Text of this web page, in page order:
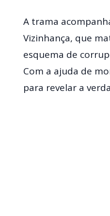
A trama
Vizinhança, que
esquema de
Com a ajuda de
para revelar a